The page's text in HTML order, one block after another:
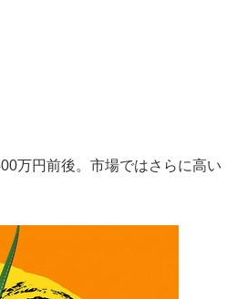
万円前後。市場ではさらに高い